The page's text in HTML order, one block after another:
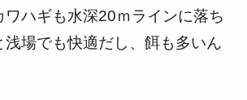
ワハギも水深20ｍラインに落ち
浅場でも快適だし、餌も多いん